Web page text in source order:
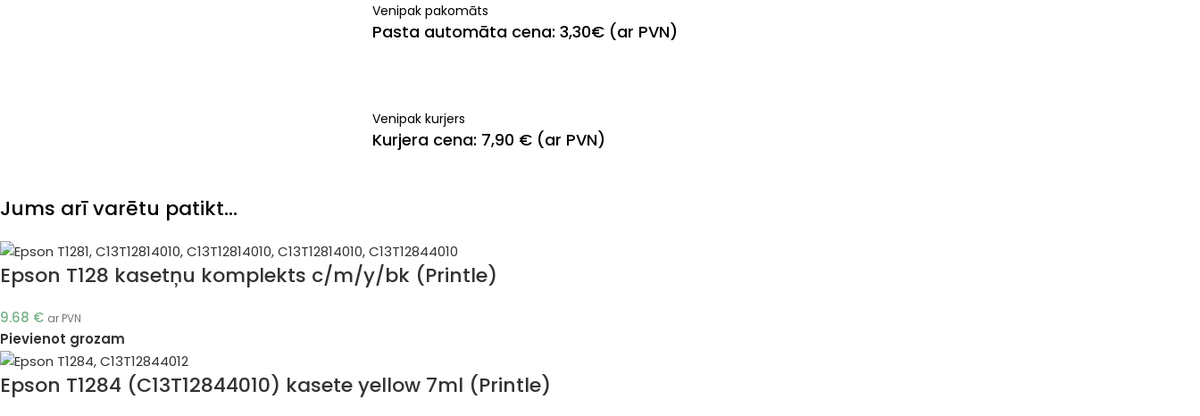
Venipak pakomāts
Pasta automāta cena: 3,30€ (ar PVN)
Venipak kurjers
Kurjera cena: 7,90 € (ar PVN)
Jums arī varētu patikt…
Epson T128 kasetņu komplekts c/m/y/bk (Printle)
9.68 € ar PVN
Pievienot grozam
Epson T1284 (C13T12844010) kasete yellow 7ml (Printle)